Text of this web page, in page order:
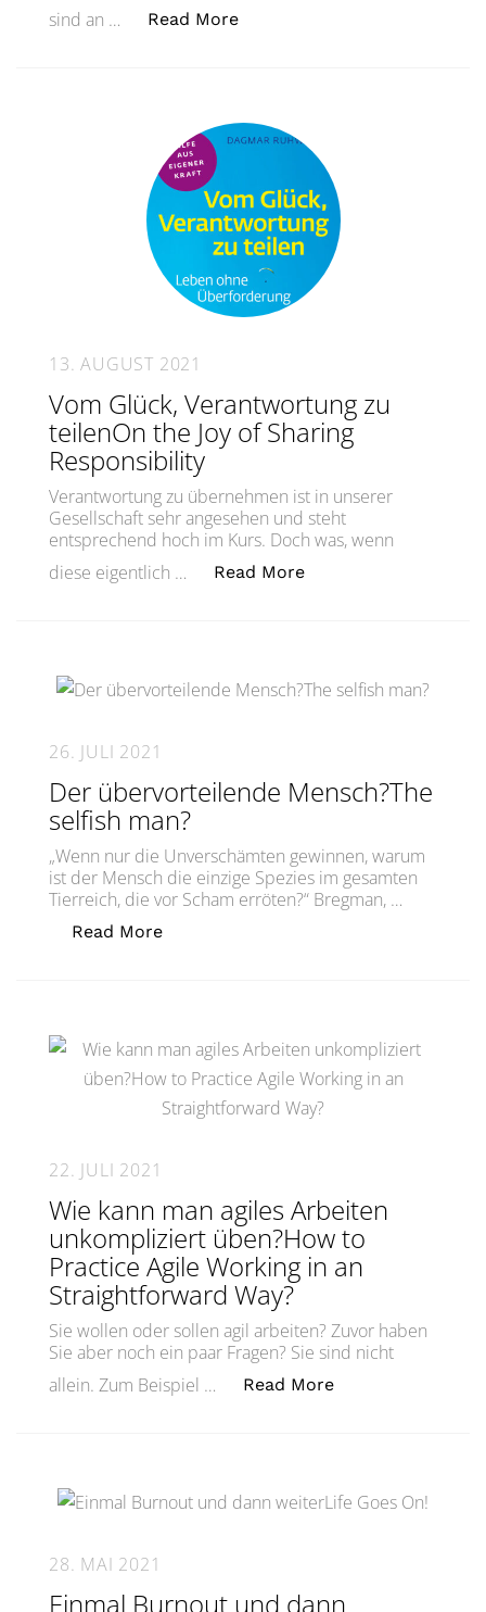
sind an …
Read More„Alles wird gut! Allerdings
13. AUGUST 2021
Vom Glück, Verantwortung zu
teilenOn the Joy of Sharing
Responsibility
Verantwortung zu übernehmen ist in unserer
Gesellschaft sehr angesehen und steht
entsprechend hoch im Kurs. Doch was, wenn
diese eigentlich …
Read More„Vom Glück,
26. JULI 2021
Der übervorteilende Mensch?The
selfish man?
„Wenn nur die Unverschämten gewinnen, warum
ist der Mensch die einzige Spezies im gesamten
Tierreich, die vor Scham erröten?“ Bregman, …
Read More„Der übervorteilende Mensch?The
22. JULI 2021
Wie kann man agiles Arbeiten
unkompliziert üben?How to
Practice Agile Working in an
Straightforward Way?
Sie wollen oder sollen agil arbeiten? Zuvor haben
Sie aber noch ein paar Fragen? Sie sind nicht
allein. Zum Beispiel …
Read More„Wie kann man
28. MAI 2021
Einmal Burnout und dann